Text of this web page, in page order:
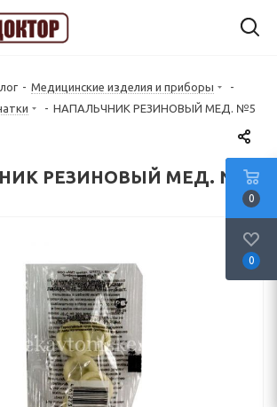
- Медицинские изделия и приборы
-
- НАПАЛЬЧНИК РЕЗИНОВЫЙ МЕД. №5
РЕЗИНОВЫЙ МЕД. №5
0
0